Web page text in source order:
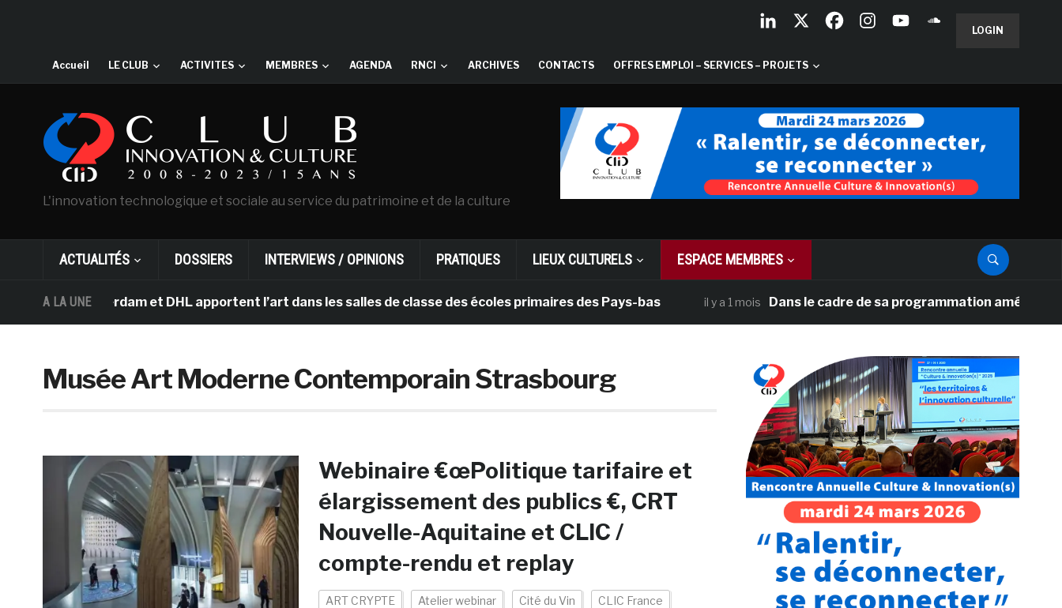
LOGIN
Accueil LE CLUB ACTIVITES MEMBRES AGENDA RNCI ARCHIVES CONTACTS OFFRES EMPLOI – SERVICES – PROJETS
L'innovation technologique et sociale au service du patrimoine et de la culture
ACTUALITÉS DOSSIERS INTERVIEWS / OPINIONS PRATIQUES LIEUX CULTURELS ESPACE MEMBRES
A LA UNE
d’Amsterdam et DHL apportent l’art dans les salles de classe des écoles primaires des Pays-bas il y a 1 mois Dans le cadre de sa programmation américaine,
Musée Art Moderne Contemporain Strasbourg
Webinaire €œPolitique tarifaire et
élargissement des publics €, CRT
Nouvelle-Aquitaine et CLIC /
compte-rendu et replay
ART CRYPTE Atelier webinar Cité du Vin CLIC France